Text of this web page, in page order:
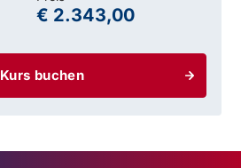
Kurs buchen
€ 2.343,00